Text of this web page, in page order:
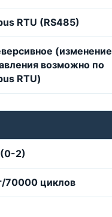
RTU (RS485)
(изменение
возможно по
RTU)
2)
70000 циклов